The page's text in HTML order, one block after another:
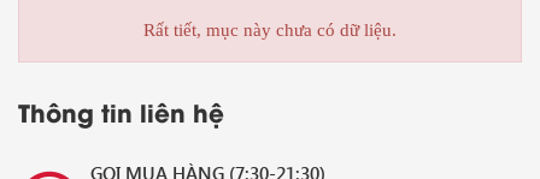
Rất tiết, mục này chưa có dữ liệu.
Thông tin liên hệ
GỌI MUA HÀNG (7:30-21:30)